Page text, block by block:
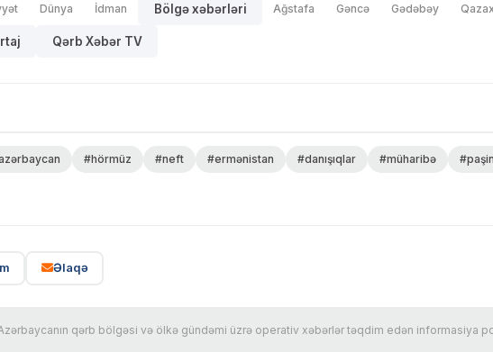
Dünya İdman Bölgə xəbərləri Ağstafa Gəncə Gədəbəy Qazax
Qərb Xəbər TV
#hörmüz #neft #ermənistan #danışıqlar #müharibə
Əlaqə
qərb bölgəsi və ölkə gündəmi üzrə operativ xəbərlər təqdim edən informasiya